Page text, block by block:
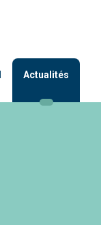
Actualités